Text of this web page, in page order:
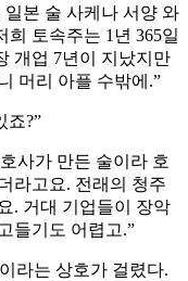
본 술 사케나 서양 와
희 토속주는 1년 365일
개업 7년이 지났지만
머리 아플 수밖에.”
죠?”
사가 만든 술이라 호
라고요. 전래의 청주
. 거대 기업들이 장악
들기도 어렵고.”
라는 상호가 걸렸다.